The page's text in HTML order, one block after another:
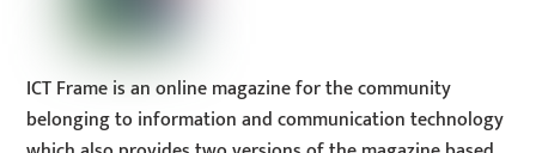
ICT Frame is an online magazine for the community
belonging to information and communication technology